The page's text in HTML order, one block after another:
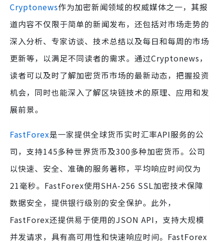
Cryptonews作为加密新闻领域的权威媒体之一，其报
道内容不仅限于简单的新闻发布，还包括对市场走势的
深入分析、专家访谈、技术总结以及每日和每周的市场
更新等，以满足不同读者的需求。通过Cryptonews，
读者可以及时了解加密货币市场的最新动态，把握投资
机会，同时也能深入了解区块链技术的原理、应用和发
展前景。
FastForex是一家提供全球货币实时汇率API服务的公
司，支持145多种世界货币及300多种加密货币。公司
以快速、安全、准确的服务著称，平均响应时间仅为
21毫秒。FastForex使用SHA-256 SSL加密技术保障
数据安全，提供银行级别的安全保护。此外，
FastForex还提供易于使用的JSON API，支持大规模
并发请求，具有高可用性和快速响应时间。FastForex